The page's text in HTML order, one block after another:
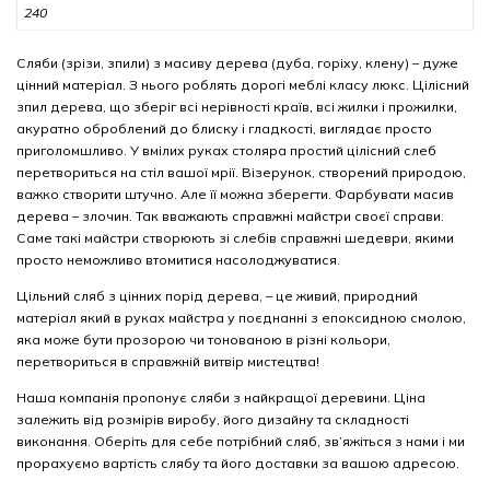
240
Сляби (зрізи, зпили) з масиву дерева (дуба, горіху, клену) – дуже
цінний матеріал. З нього роблять дорогі меблі класу люкс. Цілісний
зпил дерева, що зберіг всі нерівності країв, всі жилки і прожилки,
акуратно оброблений до блиску і гладкості, виглядає просто
приголомшливо. У вмілих руках столяра простий цілісний слеб
перетвориться на стіл вашої мрії. Візерунок, створений природою,
важко створити штучно. Але її можна зберегти. Фарбувати масив
дерева – злочин. Так вважають справжні майстри своєї справи.
Саме такі майстри створюють зі слебів справжні шедеври, якими
просто неможливо втомитися насолоджуватися.
Цільний сляб з цінних порід дерева, – це живий, природний
матеріал який в руках майстра у поєднанні з епоксидною смолою,
яка може бути прозорою чи тонованою в різні кольори,
перетвориться в справжній витвір мистецтва!
Наша компанія пропонує сляби з найкращої деревини. Ціна
залежить від розмірів виробу, його дизайну та складності
виконання. Оберіть для себе потрібний сляб, зв’яжіться з нами і ми
прорахуємо вартість слябу та його доставки за вашою адресою.